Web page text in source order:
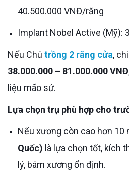
40.500.000 VNĐ/răng
Implant Nobel Active (Mỹ):
Nếu Chú trồng 2 răng cửa,
38.000.000 – 81.000.000 VNĐ
liệu mão sứ.
Lựa chọn trụ phù hợp cho
Nếu xương còn cao hơn 10
Quốc) là lựa chọn tốt, kích
lý, bám xương ổn định.